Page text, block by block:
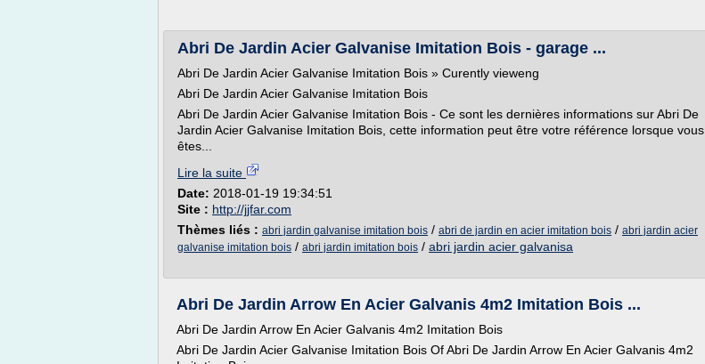
Abri De Jardin Acier Galvanise Imitation Bois - garage ...
Abri De Jardin Acier Galvanise Imitation Bois » Curently vieweng
Abri De Jardin Acier Galvanise Imitation Bois
Abri De Jardin Acier Galvanise Imitation Bois - Ce sont les dernières informations sur Abri De
Jardin Acier Galvanise Imitation Bois, cette information peut être votre référence lorsque vous
êtes...
Lire la suite
Date: 2018-01-19 19:34:51
Site : http://jjfar.com
Thèmes liés : abri jardin galvanise imitation bois / abri de jardin en acier imitation bois / abri jardin acier
galvanise imitation bois / abri jardin imitation bois / abri jardin acier galvanisa
Abri De Jardin Arrow En Acier Galvanis 4m2 Imitation Bois ...
Abri De Jardin Arrow En Acier Galvanis 4m2 Imitation Bois
Abri De Jardin Acier Galvanise Imitation Bois Of Abri De Jardin Arrow En Acier Galvanis 4m2